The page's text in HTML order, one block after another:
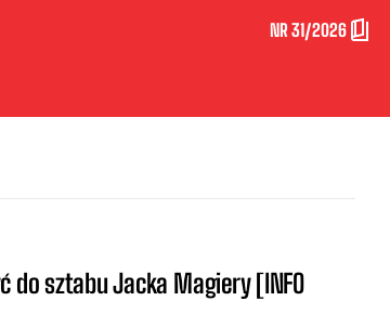
NR 31/2026
do sztabu Jacka Magiery [INFO